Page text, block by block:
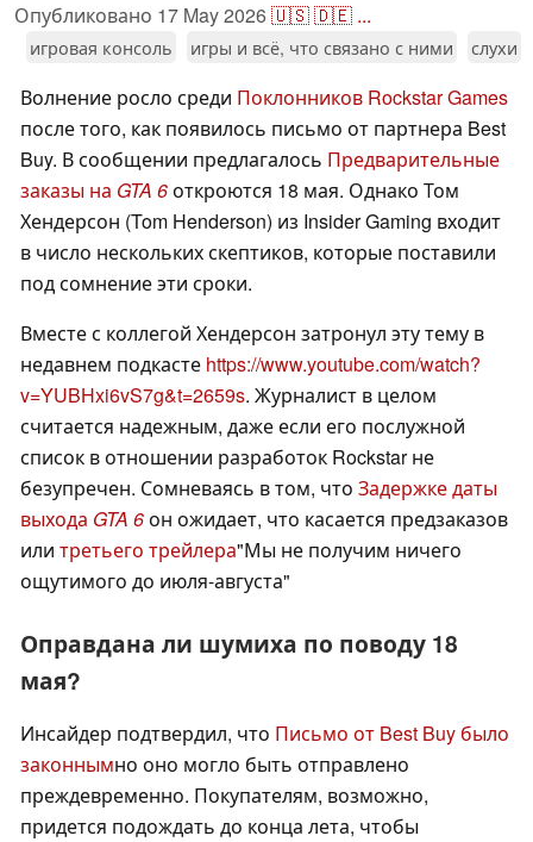
Опубликовано 17 May 2026🇺🇸🇩🇪 ...
игровая консоль игры и всё, что связано с ними слухи
Волнение росло среди Поклонников Rockstar Games
после того, как появилось письмо от партнера Best
Buy. В сообщении предлагалось Предварительные
заказы на GTA 6откроются 18 мая. Однако Том
Хендерсон (Tom Henderson) из Insider Gaming входит
в число нескольких скептиков, которые поставили
под сомнение эти сроки.
Вместе с коллегой Хендерсон затронул эту тему в
недавнем подкасте https://www.youtube.com/watch?
v=YUBHxi6vS7g&t=2659s. Журналист в целом
считается надежным, даже если его послужной
список в отношении разработок Rockstar не
безупречен. Сомневаясь в том, что Задержке даты
выхода GTA 6он ожидает, что касается предзаказов
или третьего трейлера"Мы не получим ничего
ощутимого до июля-августа"
Оправдана ли шумиха по поводу 18
мая?
Инсайдер подтвердил, что Письмо от Best Buy было
законнымно оно могло быть отправлено
преждевременно. Покупателям, возможно,
придется подождать до конца лета, чтобы